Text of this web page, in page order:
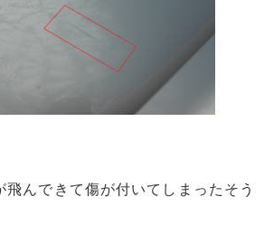
飛んできて傷が付いてしまったそう